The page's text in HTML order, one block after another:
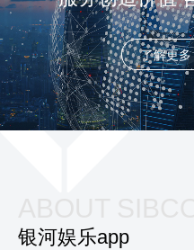
了解更多
银河娱乐app